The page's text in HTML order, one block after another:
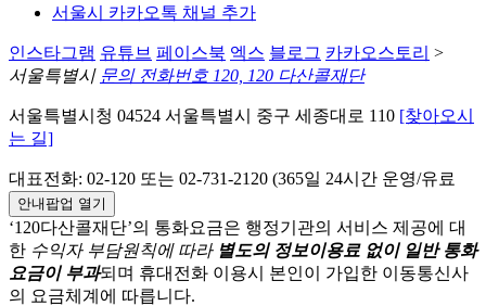
서울시 카카오톡 채널 추가
인스타그램 유튜브 페이스북 엑스 블로그 카카오스토리 >
서울특별시 문의 전화번호 120, 120 다산콜재단
서울특별시청 04524 서울특별시 중구 세종대로 110 [찾아오시
는 길]
대표전화: 02-120 또는 02-731-2120 (365일 24시간 운영/유료
안내팝업 열기
‘120다산콜재단’의 통화요금은 행정기관의 서비스 제공에 대
한 수익자 부담원칙에 따라 별도의 정보이용료 없이 일반 통화
요금이 부과되며 휴대전화 이용시 본인이 가입한 이동통신사
의 요금체계에 따릅니다.